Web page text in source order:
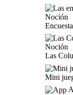
Encuesta
Las
Mini